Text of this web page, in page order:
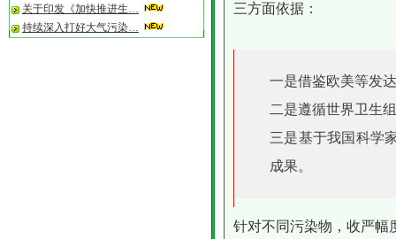
关于印发《加快推进生…
持续深入打好大气污染…
三方面依据：
一是借鉴欧美等发
二是遵循世界卫生
三是基于我国科学
成果。
针对不同污染物，收严幅